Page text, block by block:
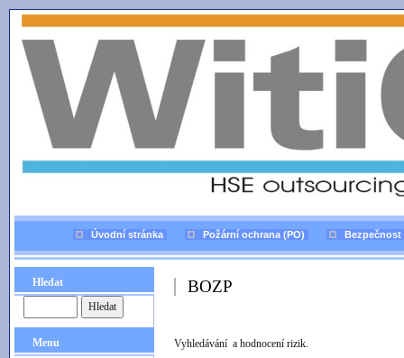
Úvodní stránka Požární ochrana (PO) Bezpečnost
Hledat
Menu
BOZP
Vyhledávání a hodnocení rizik.